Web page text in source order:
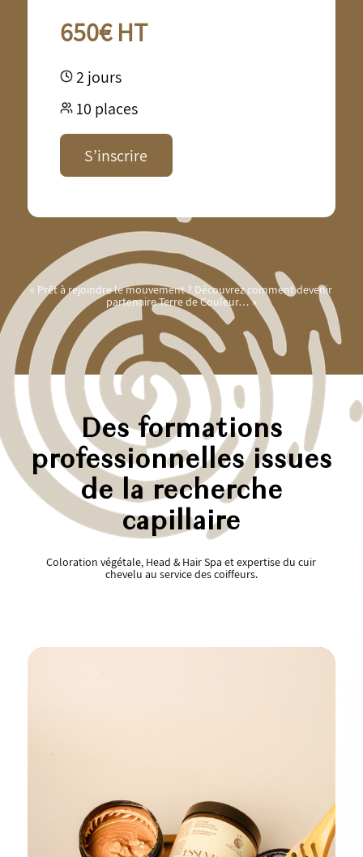
650€ HT
2 jours
10 places
S’inscrire
« Prêt à rejoindre le mouvement ? Découvrez comment devenir
partenaire Terre de Couleur… »
Des formations
professionnelles issues
de la recherche
capillaire
Coloration végétale, Head & Hair Spa et expertise du cuir
chevelu au service des coiffeurs.